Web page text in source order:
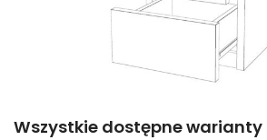
Wszystkie dostępne